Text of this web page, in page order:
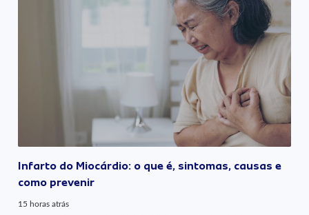
Infarto do Miocárdio: o que é, sintomas, causas e
como prevenir
15 horas atrás